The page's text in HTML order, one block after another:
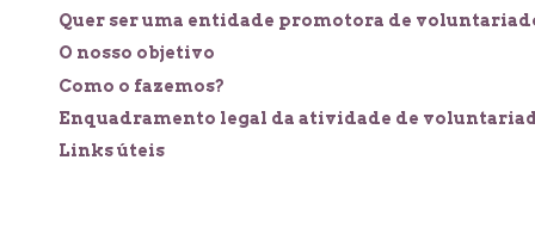
Quer ser uma entidade promotora de
O nosso objetivo
Como o fazemos?
Enquadramento legal da atividade de
Links úteis